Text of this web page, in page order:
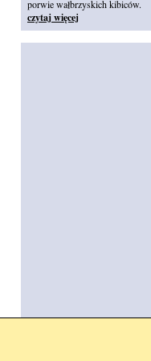
porwie wałbrzyskich kibiców.
czytaj więcej